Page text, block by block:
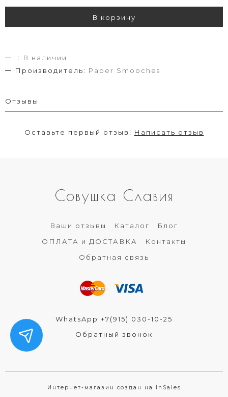
В корзину
.:
В наличии
Производитель: Paper Smooches
Отзывы
Оставьте первый отзыв! Написать отзыв
Совушка Славия
Ваши отзывы Каталог
Блог
ОПЛАТА и ДОСТАВКА
Контакты
Обратная связь
WhatsApp +7(915) 030-10-25
Обратный звонок
Интернет-магазин создан на InSales